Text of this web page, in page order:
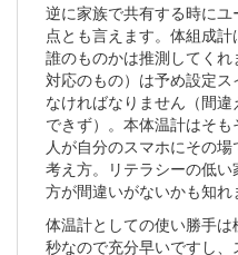
逆に家族で共有する時に
点とも言えます。体組成
誰のものかは推測してく
対応のもの）は予め設定
なければなりません（間
できず）。本体温計はそ
人が自分のスマホにその
考え方。リテラシーの低
方が間違いがないかも知れ
体温計としての使い勝手
秒なので充分早いですし